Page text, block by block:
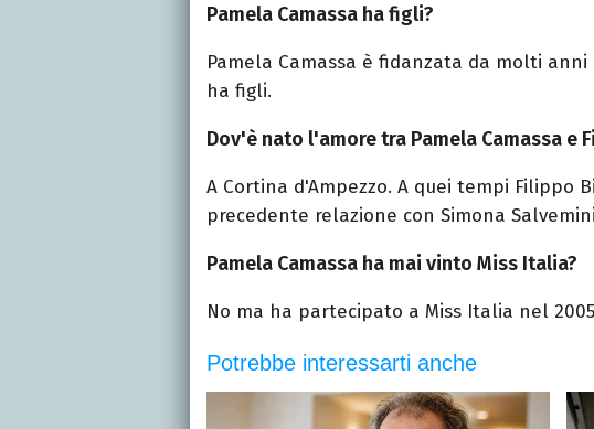
Pamela Camassa ha figli?
Pamela Camassa è fidanzata da molti
ha figli.
Dov'è nato l'amore tra Pamela Camassa e
A Cortina d'Ampezzo. A quei tempi Filippo
precedente relazione con Simona
Pamela Camassa ha mai vinto Miss Italia?
No ma ha partecipato a Miss Italia nel